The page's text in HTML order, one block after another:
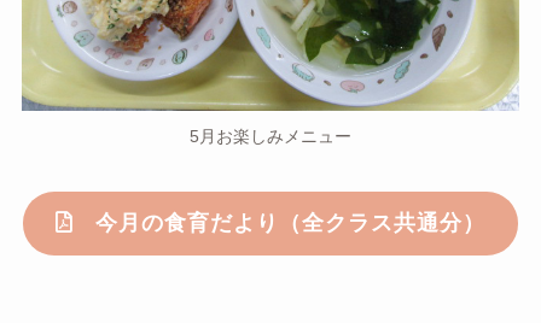
5月お楽しみメニュー
今月の食育だより（全クラス共通分）